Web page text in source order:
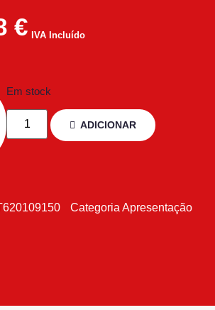
€ IVA Incluído
Em stock
ADICIONAR
Categoria Apresentação